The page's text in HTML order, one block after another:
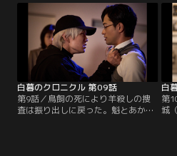
率いるカインの裔（すえ）に協力を
要請し、消えた紫堂の行方を追跡す
る魁とあかり。しかし、たどり着い
た先で2人を待ち受けていたのは衝
撃の結末だった…。
る。
白暮のクロニクル 第09話
第9話／鳥飼の死により羊殺しの捜
査は振り出しに戻った。魁とあかり
白
第
城